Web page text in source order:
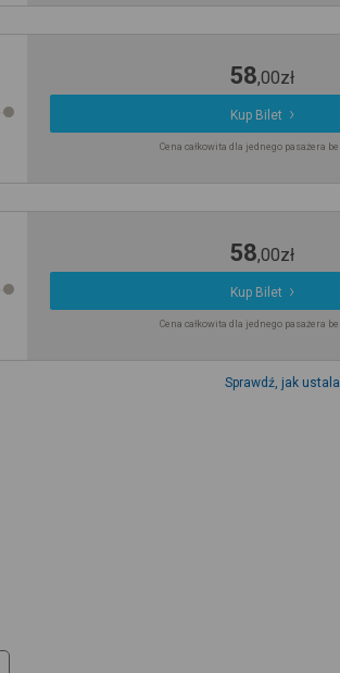
58,00zł
Kup Bilet
Cena całkowita dla jednego pasażera
58,00zł
Kup Bilet
Cena całkowita dla jednego pasażera
Sprawdź, jak